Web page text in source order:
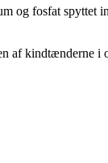
og fosfat spyttet
af kindtænderne